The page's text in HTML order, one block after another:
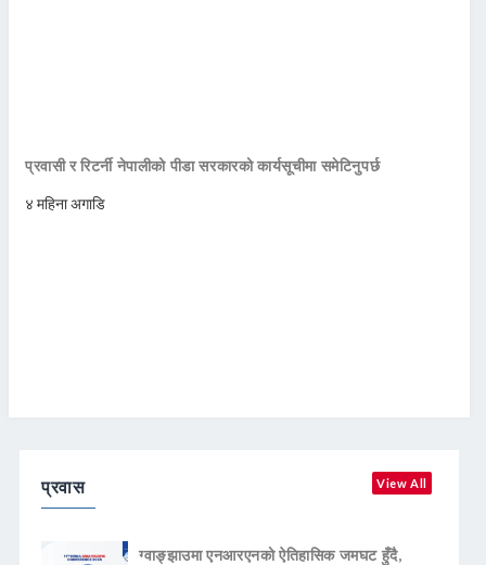
प्रवासी र रिटर्नी नेपालीको पीडा सरकारको कार्यसूचीमा समेटिनुपर्छ
४ महिना अगाडि
प्रवास View All
ग्वाङ्झाउमा एनआरएनको ऐतिहासिक जमघट हुँदै,